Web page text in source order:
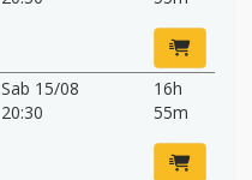
Sab 15/08
20:30
16h
55m